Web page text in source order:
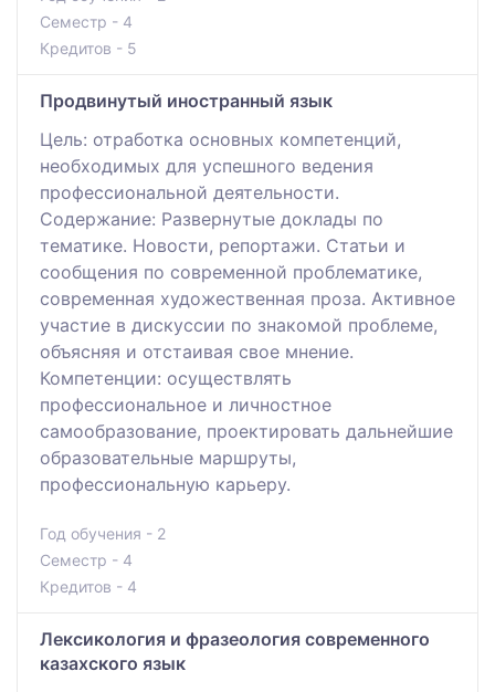
Семестр - 4
Кредитов - 5
Продвинутый иностранный язык
Цель: отработка основных компетенций,
необходимых для успешного ведения
профессиональной деятельности.
Содержание: Развернутые доклады по
тематике. Новости, репортажи. Статьи и
сообщения по современной проблематике,
современная художественная проза. Активное
участие в дискуссии по знакомой проблеме,
объясняя и отстаивая свое мнение.
Компетенции: осуществлять
профессиональное и личностное
самообразование, проектировать дальнейшие
образовательные маршруты,
профессиональную карьеру.
Год обучения - 2
Семестр - 4
Кредитов - 4
Лексикология и фразеология современного
казахского язык